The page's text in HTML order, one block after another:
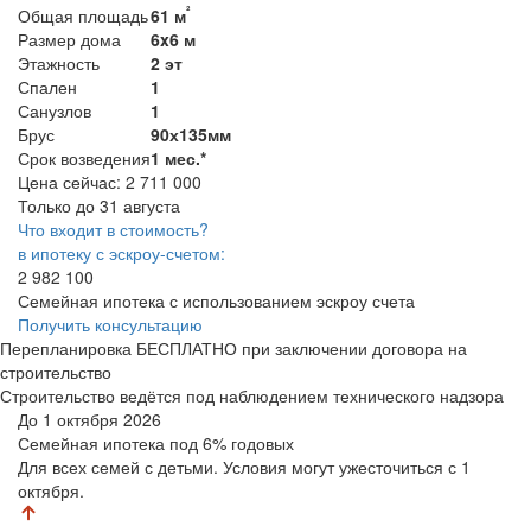
Общая площадь61 м²
Размер дома
6x6 м
Этажность
2 эт
Спален
1
Санузлов
1
Брус
90х135мм
Срок возведения1 мес.*
Цена сейчас: 2 711 000
Только до 31 августа
Что входит в стоимость?
в ипотеку с эскроу-счетом:
2 982 100
Семейная ипотека с использованием эскроу счета
Получить консультацию
Перепланировка БЕСПЛАТНО при заключении договора на
строительство
Строительство ведётся под наблюдением технического надзора
До 1 октября 2026
Семейная ипотека под 6% годовых
Для всех семей с детьми. Условия могут ужесточиться с 1
октября.